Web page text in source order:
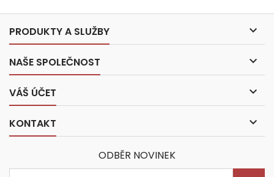
PRODUKTY A SLUŽBY 
NAŠE SPOLEČNOST 
VÁŠ ÚČET 
KONTAKT 
ODBĚR NOVINEK